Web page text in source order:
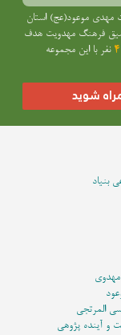
مهدی موعود(عج) استان
فرهنگ مهدویت هدف
نفر با این مجموعه
شوید
بنیاد
مهدوی
المرتجی
و آینده پژوهی